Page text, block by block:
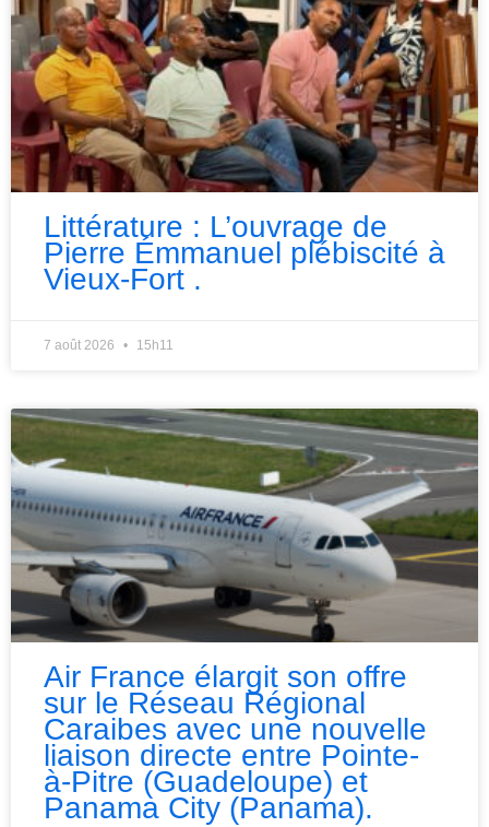
Littérature : L’ouvrage de
Pierre Émmanuel plébiscité à
Vieux-Fort .
7 août 2026 15h11
Air France élargit son offre
sur le Réseau Régional
Caraibes avec une nouvelle
liaison directe entre Pointe-
à-Pitre (Guadeloupe) et
Panama City (Panama).